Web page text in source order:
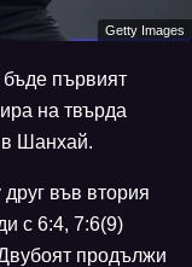
Getty Images
първият
на твърда
в Шанхай.
във втория
с 6:4, 7:6(9)
продължи